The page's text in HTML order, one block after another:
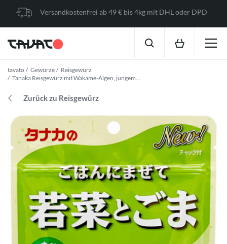
Versandkostenfrei ab 49 € bis 4kg mit DHL oder DPD
tavato Gewürze
Reisgewürz
Tanaka Reisgewürz mit Wakame-Algen, jungem...
Zurück zu Reisgewürz